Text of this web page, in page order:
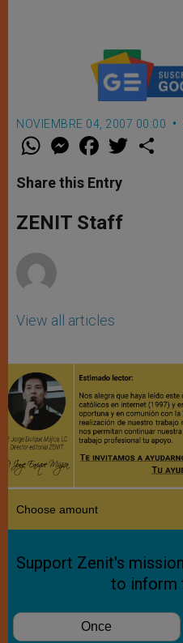
NOVIEMBRE 04, 2007 00:00
W
t
s
p
p
M
e
s
e
g
e
F
a
e
b
o
k
w
Share this Entry
ZENIT Staff
View all articles